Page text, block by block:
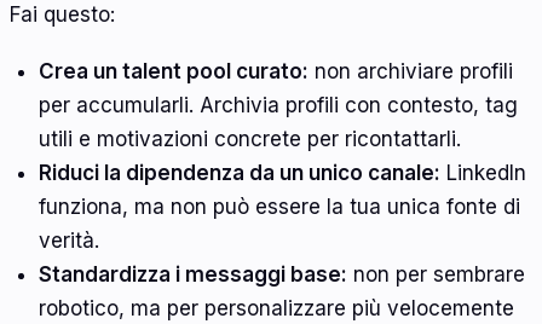
Fai questo:
Crea un talent pool curato: non archiviare profili
per accumularli. Archivia profili con contesto, tag
utili e motivazioni concrete per ricontattarli.
Riduci la dipendenza da un unico canale: LinkedIn
funziona, ma non può essere la tua unica fonte di
verità.
Standardizza i messaggi base: non per sembrare
robotico, ma per personalizzare più velocemente